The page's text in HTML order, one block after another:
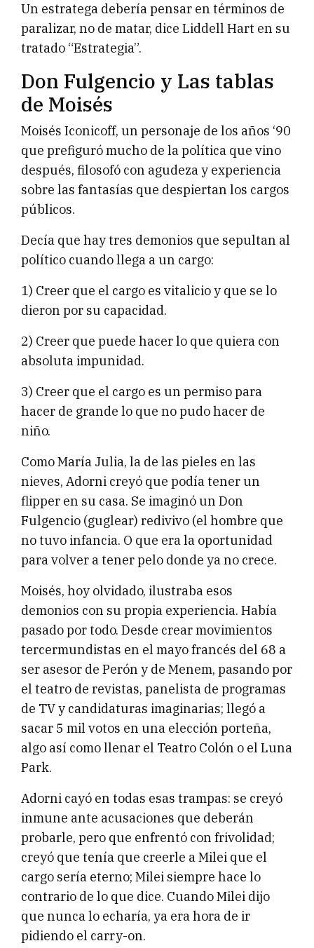
Un estratega debería pensar en términos de
paralizar, no de matar, dice Liddell Hart en su
tratado “Estrategia”.
Don Fulgencio y Las tablas
de Moisés
Moisés Iconicoff, un personaje de los años ‘90
que prefiguró mucho de la política que vino
después, filosofó con agudeza y experiencia
sobre las fantasías que despiertan los cargos
públicos.
Decía que hay tres demonios que sepultan al
político cuando llega a un cargo:
1) Creer que el cargo es vitalicio y que se lo
dieron por su capacidad.
2) Creer que puede hacer lo que quiera con
absoluta impunidad.
3) Creer que el cargo es un permiso para
hacer de grande lo que no pudo hacer de
niño.
Como María Julia, la de las pieles en las
nieves, Adorni creyó que podía tener un
flipper en su casa. Se imaginó un Don
Fulgencio (guglear) redivivo (el hombre que
no tuvo infancia. O que era la oportunidad
para volver a tener pelo donde ya no crece.
Moisés, hoy olvidado, ilustraba esos
demonios con su propia experiencia. Había
pasado por todo. Desde crear movimientos
tercermundistas en el mayo francés del 68 a
ser asesor de Perón y de Menem, pasando por
el teatro de revistas, panelista de programas
de TV y candidaturas imaginarias; llegó a
sacar 5 mil votos en una elección porteña,
algo así como llenar el Teatro Colón o el Luna
Park.
Adorni cayó en todas esas trampas: se creyó
inmune ante acusaciones que deberán
probarle, pero que enfrentó con frivolidad;
creyó que tenía que creerle a Milei que el
cargo sería eterno; Milei siempre hace lo
contrario de lo que dice. Cuando Milei dijo
que nunca lo echaría, ya era hora de ir
pidiendo el carry-on.